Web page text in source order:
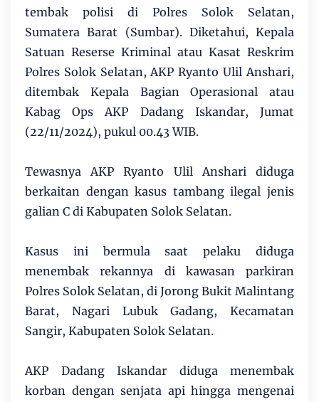
tembak polisi di Polres Solok Selatan,
Sumatera Barat (Sumbar). Diketahui, Kepala
Satuan Reserse Kriminal atau Kasat Reskrim
Polres Solok Selatan, AKP Ryanto Ulil Anshari,
ditembak Kepala Bagian Operasional atau
Kabag Ops AKP Dadang Iskandar, Jumat
(22/11/2024), pukul 00.43 WIB.
Tewasnya AKP Ryanto Ulil Anshari diduga
berkaitan dengan kasus tambang ilegal jenis
galian C di Kabupaten Solok Selatan.
Kasus ini bermula saat pelaku diduga
menembak rekannya di kawasan parkiran
Polres Solok Selatan, di Jorong Bukit Malintang
Barat, Nagari Lubuk Gadang, Kecamatan
Sangir, Kabupaten Solok Selatan.
AKP Dadang Iskandar diduga menembak
korban dengan senjata api hingga mengenai